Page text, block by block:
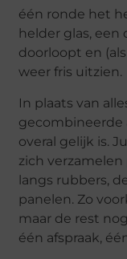
één ronde het
helder glas,
doorloopt en
weer fris uitzien.
In plaats van
gecombineerde
overal gelijk is.
zich
langs rubbers,
panelen. Zo
maar de rest
één afspraak,